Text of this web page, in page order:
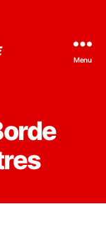
Menu